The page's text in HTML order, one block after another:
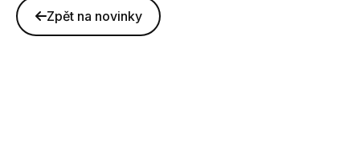
Zpět na novinky